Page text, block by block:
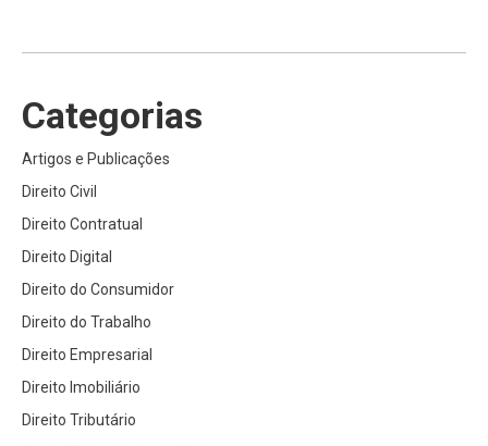
Categorias
Artigos e Publicações
Direito Civil
Direito Contratual
Direito Digital
Direito do Consumidor
Direito do Trabalho
Direito Empresarial
Direito Imobiliário
Direito Tributário